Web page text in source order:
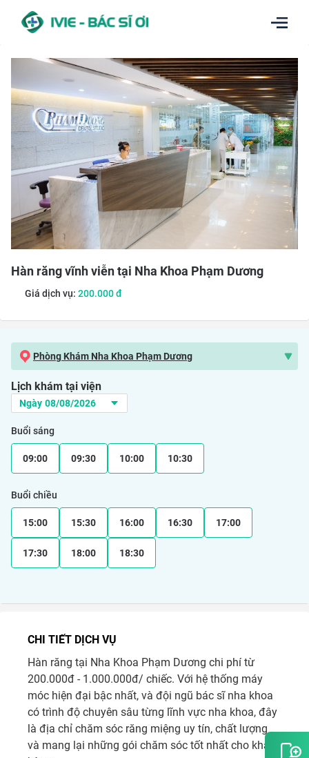
Hàn răng vĩnh viễn tại Nha Khoa Phạm Dương
Giá dịch vụ: 200.000đ
Phòng Khám Nha Khoa Phạm Dương
Lịch khám tại viện
Buổi sáng
09:00 09:30 10:00 10:30
Buổi chiều
15:00 15:30 16:00 16:30 17:00
17:30 18:00 18:30
CHI TIẾT DỊCH VỤ
Hàn răng tại Nha Khoa Phạm Dương chi phí từ
200.000đ - 1.000.000đ/ chiếc. Với hệ thống máy
móc hiện đại bậc nhất, và đội ngũ bác sĩ nha khoa
có trình độ chuyên sâu từng lĩnh vực nha khoa, đây
là địa chỉ chăm sóc răng miệng uy tín, chất lượng
và mang lại những gói chăm sóc tốt nhất cho khách